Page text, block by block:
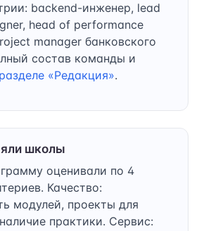
backend-инженер, lead
head of performance
manager банковского
состав команды и
«Редакция».
школы
оценивали по 4
Качество:
модулей, проекты для
практики. Сервис: